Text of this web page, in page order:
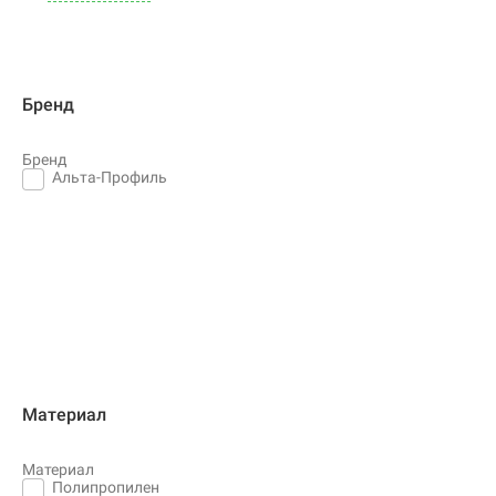
Бренд
Бренд
Альта-Профиль
Материал
Материал
Полипропилен